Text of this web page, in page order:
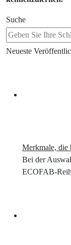
Suche
Neueste
Merkmale, die
Bei der
ECOFAB-